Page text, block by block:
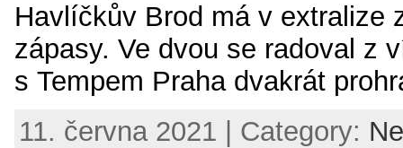
Havlíčkův Brod má v extralize
zápasy. Ve dvou se radoval z
s Tempem Praha dvakrát
11. června 2021 | Category: